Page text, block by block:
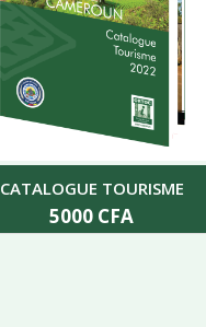
CATALOGUE TOURISME
5000 CFA